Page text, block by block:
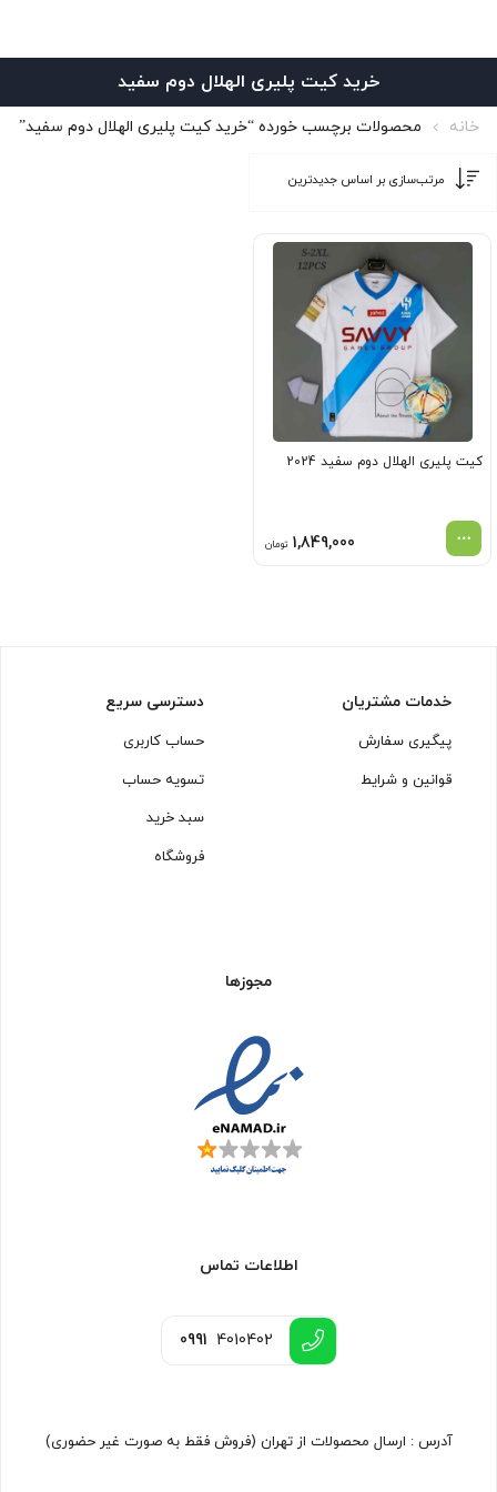
خرید کیت پلیری الهلال دوم سفید
خانه محصولات برچسب خورده “خرید کیت پلیری الهلال دوم سفید”
کیت پلیری الهلال دوم سفید 2024
1,849,000 تومان
خدمات مشتریان
پیگیری سفارش
قوانین و شرایط
دسترسی سریع
حساب کاربری
تسویه حساب
سبد خرید
فروشگاه
مجوزها
اطلاعات تماس
0991 4010402
آدرس : ارسال محصولات از تهران (فروش فقط به صورت غیر حضوری)